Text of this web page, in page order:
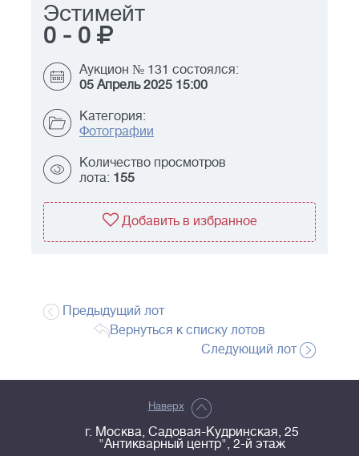
Эстимейт
0 - 0
Аукцион № 131 состоялся:
05 Апрель 2025 15:00
Категория:
Фотографии
Количество просмотров
лота: 155
Добавить в избранное
Предыдущий лот
Вернуться к списку лотов
Следующий лот
Наверх
г. Москва, Садовая-Кудринская, 25
"Антикварный центр", 2-й этаж